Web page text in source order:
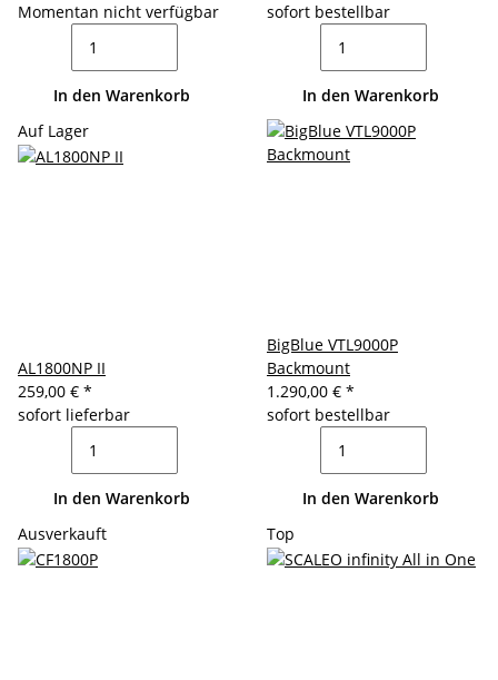
Momentan nicht verfügbar
In den Warenkorb
sofort bestellbar
In den Warenkorb
Auf Lager
AL1800NP II
259,00 € *
sofort lieferbar
In den Warenkorb
BigBlue VTL9000P
Backmount
1.290,00 € *
sofort bestellbar
In den Warenkorb
Ausverkauft
Top